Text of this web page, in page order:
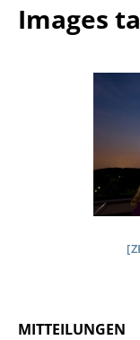
Images
MITTEILUNGEN